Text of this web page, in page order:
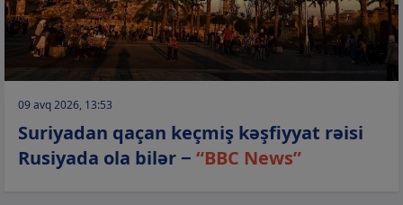
09 avq 2026, 13:53
Suriyadan qaçan keçmiş kəşfiyyat rəisi
Rusiyada ola bilər − “BBC News”